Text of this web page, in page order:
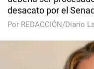
desacato por el
Por REDACCIÓN/Diario